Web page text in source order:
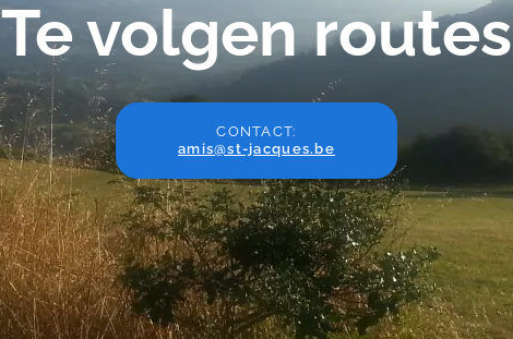
Te volgen routes
CONTACT:
amis@st-jacques.be